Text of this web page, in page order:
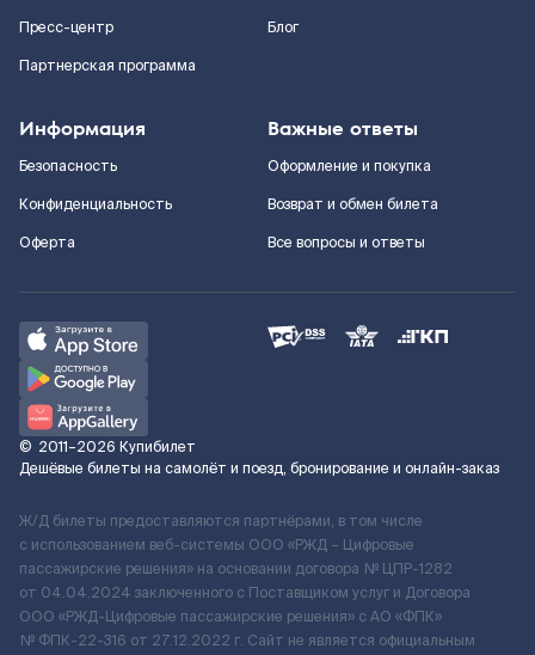
Пресс-центр
Партнерская программа
Блог
Информация
Безопасность
Конфиденциальность
Оферта
Важные ответы
Оформление и покупка
Возврат и обмен билета
Все вопросы и ответы
© 2011–2026 Купибилет
Дешёвые билеты на самолёт и поезд, бронирование и онлайн-заказ
Ж/Д билеты предоставляются партнёрами, в том числе
с использованием веб-системы ООО «РЖД – Цифровые
пассажирские решения» на основании договора № ЦПР-1282
от 04.04.2024 заключенного с Поставщиком услуг и Договора
ООО «РЖД-Цифровые пассажирские решения» c АО «ФПК»
№ ФПК-22-316 от 27.12.2022 г. Сайт не является официальным